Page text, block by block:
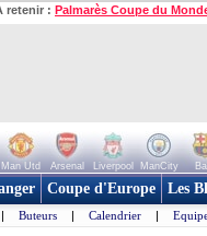
retenir : Palmarès Coupe du
Man Utd Arsenal Liverpool ManCity
Coupe d'Europe Les
| Buteurs | Calendrier |